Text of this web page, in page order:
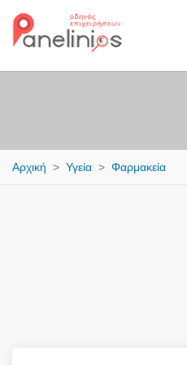
Αρχική Υγεία Φαρμακεία